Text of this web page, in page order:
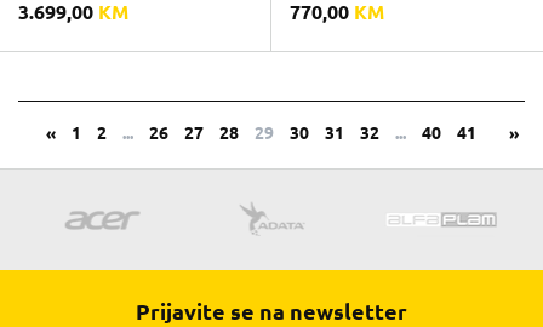
3.699,00 KM 770,00 KM
« 1 2 ... 26 27 28 29 30 31 32 ... 40 41 »
Prijavite se na newsletter